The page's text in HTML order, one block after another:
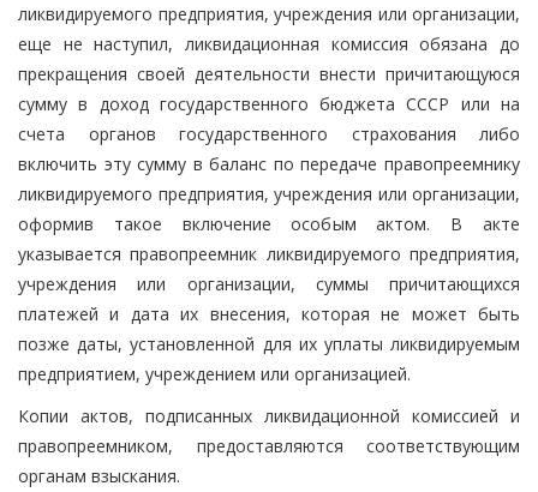
ликвидируемого предприятия, учреждения или организации,
еще не наступил, ликвидационная комиссия обязана до
прекращения своей деятельности внести причитающуюся
сумму в доход государственного бюджета СССР или на
счета органов государственного страхования либо
включить эту сумму в баланс по передаче правопреемнику
ликвидируемого предприятия, учреждения или организации,
оформив такое включение особым актом. В акте
указывается правопреемник ликвидируемого предприятия,
учреждения или организации, суммы причитающихся
платежей и дата их внесения, которая не может быть
позже даты, установленной для их уплаты ликвидируемым
предприятием, учреждением или организацией.
Копии актов, подписанных ликвидационной комиссией и
правопреемником, предоставляются соответствующим
органам взыскания.